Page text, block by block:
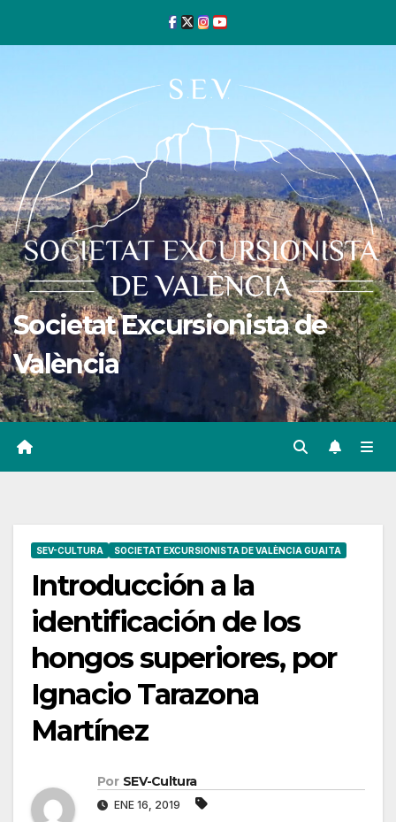
Societat Excursionista de
València
SEV-CULTURA SOCIETAT EXCURSIONISTA DE VALÈNCIA GUAITA
Introducción a la
identificación de los
hongos superiores, por
Ignacio Tarazona
Martínez
Por SEV-Cultura
ENE 16, 2019